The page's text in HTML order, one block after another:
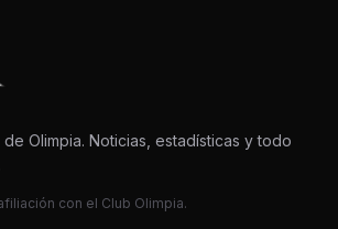
Olimpia. Noticias, estadísticas y todo
con el Club Olimpia.